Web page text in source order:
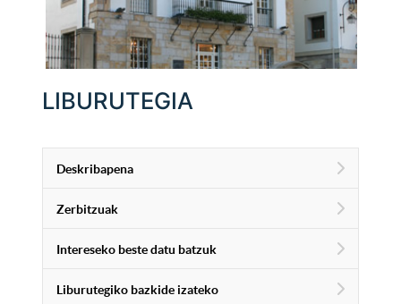
LIBURUTEGIA
Deskribapena
Zerbitzuak
Intereseko beste datu batzuk
Liburutegiko bazkide izateko